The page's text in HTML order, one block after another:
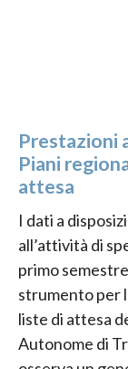
Prestazioni
Piani
attesa
I dati a
all’attività di
primo
strumento per
liste di attesa
Autonome di